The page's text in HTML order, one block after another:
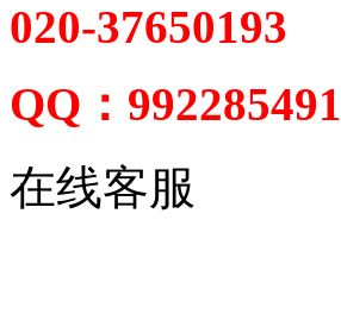
020-37650193
QQ：992285491
在线客服